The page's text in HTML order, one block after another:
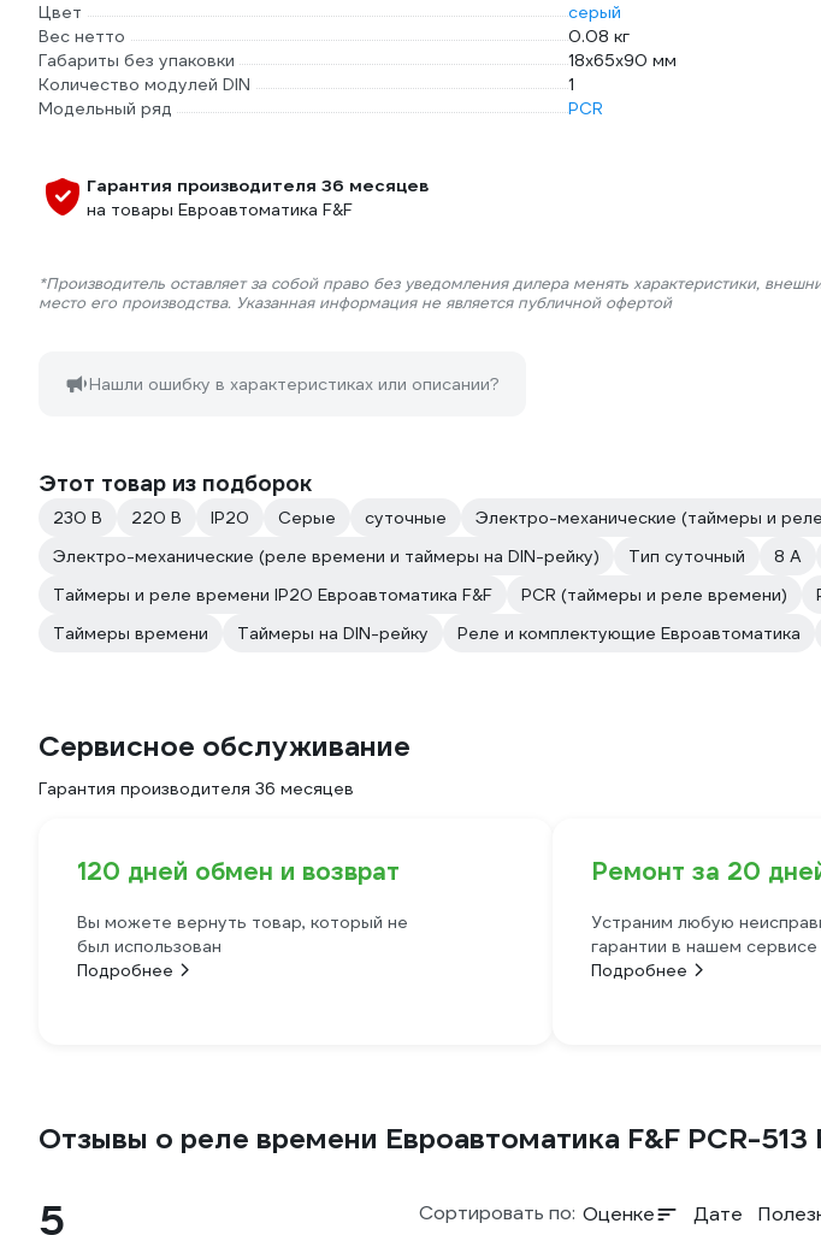
Цвет
серый
Вес нетто
0.08 кг
Габариты без упаковки
18х65х90 мм
Количество модулей DIN
1
Модельный ряд
PCR
Гарантия производителя 36 месяцев
на товары Евроавтоматика F&F
*Производитель оставляет за собой право без уведомления дилера менять характеристики,
место его производства. Указанная информация не является публичной офертой
Нашли ошибку в характеристиках или описании?
Этот товар из подборок
230 В 220 В IP20 Серые суточные Электро-механические (таймеры и
Электро-механические (реле времени и таймеры на DIN-рейку)
Тип суточный 8 А
Таймеры и реле времени IP20 Евроавтоматика F&F
PCR (таймеры и реле времени)
Таймеры времени
Таймеры на DIN-рейку Реле и комплектующие Евроавтоматика
Сервисное обслуживание
Гарантия производителя 36 месяцев
120 дней обмен и возврат
Вы можете вернуть товар, который не
был использован
Подробнее
Ремонт за 20
Устраним любую
гарантии в нашем сервисе
Подробнее
Отзывы о реле времени Евроавтоматика F&F PCR-
5 Сортировать по: Оценке Дате